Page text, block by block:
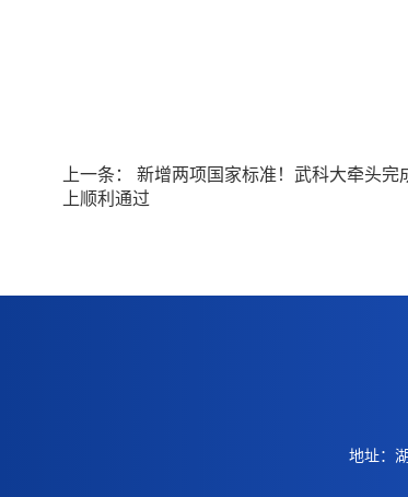
上一条：
新增两项国家标准！武科大牵头完
上顺利通过
地址：